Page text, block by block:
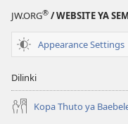
JW.ORG® / WEBSITE YA
Appearance Settings
Dilinki
Kopa Thuto ya